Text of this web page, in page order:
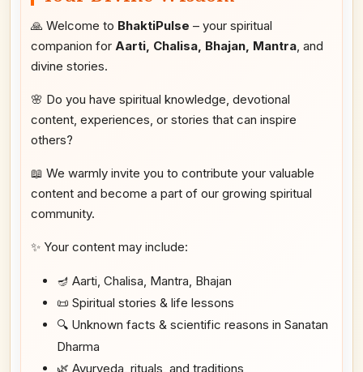
🙏 Welcome to BhaktiPulse – your spiritual
companion for Aarti, Chalisa, Bhajan, Mantra, and
divine stories.
🌸 Do you have spiritual knowledge, devotional
content, experiences, or stories that can inspire
others?
📖 We warmly invite you to contribute your valuable
content and become a part of our growing spiritual
community.
✨ Your content may include:
🪔 Aarti, Chalisa, Mantra, Bhajan
📜 Spiritual stories & life lessons
🔍 Unknown facts & scientific reasons in Sanatan
Dharma
🌿 Ayurveda, rituals, and traditions